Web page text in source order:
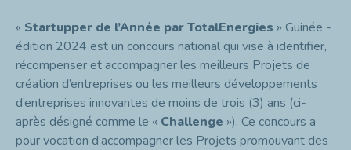
« Startupper de l’Année par TotalEnergies » Guinée -
édition 2024 est un concours national qui vise à identifier,
récompenser et accompagner les meilleurs Projets de
création d’entreprises ou les meilleurs développements
d’entreprises innovantes de moins de trois (3) ans (ci-
après désigné comme le « Challenge »). Ce concours a
pour vocation d’accompagner les Projets promouvant des